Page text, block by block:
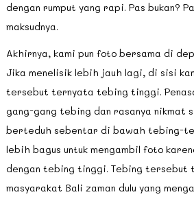
dengan rumput yang rapi. Pas bukan?
maksudnya.
Akhirnya, kami pun foto bersama di
Jika menelisik lebih jauh lagi, di sisi
tersebut ternyata tebing tinggi.
gang-gang tebing dan rasanya nikmat
berteduh sebentar di bawah tebing-
lebih bagus untuk mengambil foto
dengan tebing tinggi. Tebing tersebut
masyarakat Bali zaman dulu yang